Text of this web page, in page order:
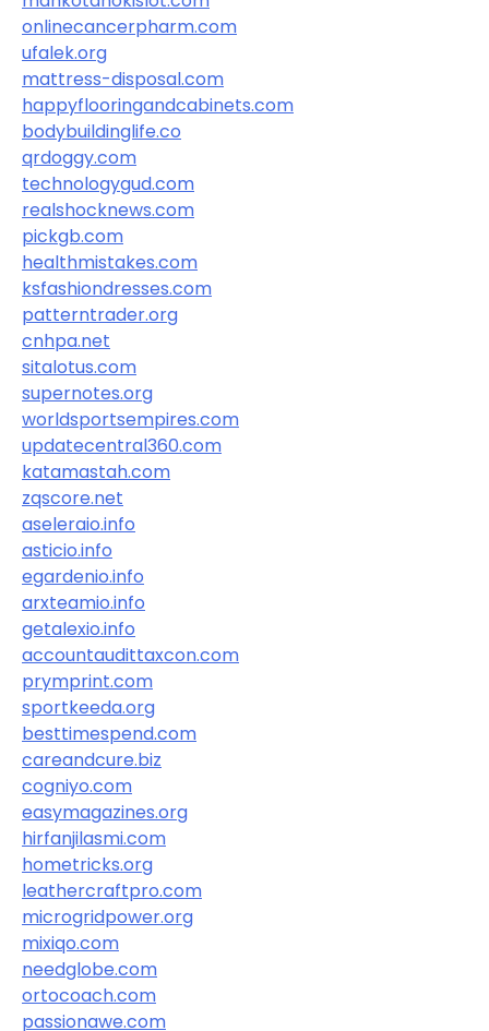
onlinecancerpharm.com
ufalek.org
mattress-disposal.com
happyflooringandcabinets.com
bodybuildinglife.co
qrdoggy.com
technologygud.com
realshocknews.com
pickgb.com
healthmistakes.com
ksfashiondresses.com
patterntrader.org
cnhpa.net
sitalotus.com
supernotes.org
worldsportsempires.com
updatecentral360.com
katamastah.com
zqscore.net
aseleraio.info
asticio.info
egardenio.info
arxteamio.info
getalexio.info
accountaudittaxcon.com
prymprint.com
sportkeeda.org
besttimespend.com
careandcure.biz
cogniyo.com
easymagazines.org
hirfanjilasmi.com
hometricks.org
leathercraftpro.com
microgridpower.org
mixiqo.com
needglobe.com
ortocoach.com
passionawe.com